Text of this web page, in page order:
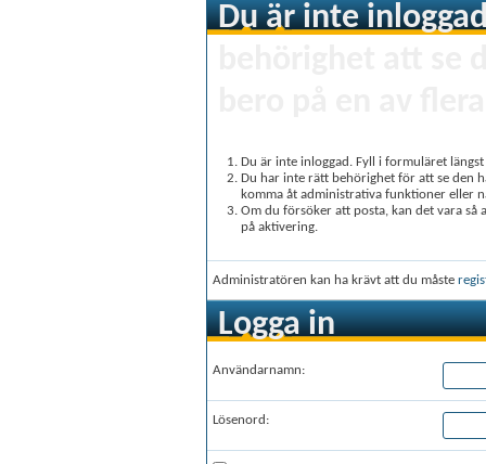
Du är inte
Du är inte inloggad. Fyll i formuläret
Du har inte rätt behörighet för att se den
komma åt administrativa funktioner eller
Om du försöker att posta, kan det vara
på aktivering.
Administratören kan ha krävt att du måste
Logga in
Användarnamn:
Lösenord: